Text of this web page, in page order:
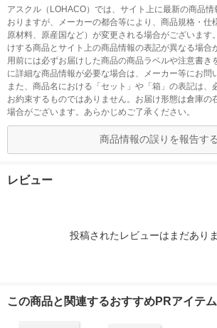
アスクル（LOHACO）では、サイト上に最新の商品
おりますが、メーカーの都合等により、商品規格・仕
原材料、原産国など）が変更される場合がございます
けする商品とサイト上の商品情報の表記が異なる場合
用前には必ずお届けした商品の商品ラベルや注意書き
に詳細な商品情報が必要な場合は、メーカー等にお問
また、商品名における「セット」や「箱」の表記は、
お約束するものではありません。お届け形態は倉庫の
場合がございます。あらかじめご了承ください。
商品情報の誤りを報告する
レビュー
投稿されたレビューはまだありま
この商品と関連するおすすめPRアイテム